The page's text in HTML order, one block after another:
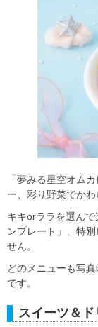
「夢みる星空オム
ー、彩り野菜でかわ
キキorララを選ん
ンプレート」、特
せん。
どのメニューも写
です。
スイーツ＆